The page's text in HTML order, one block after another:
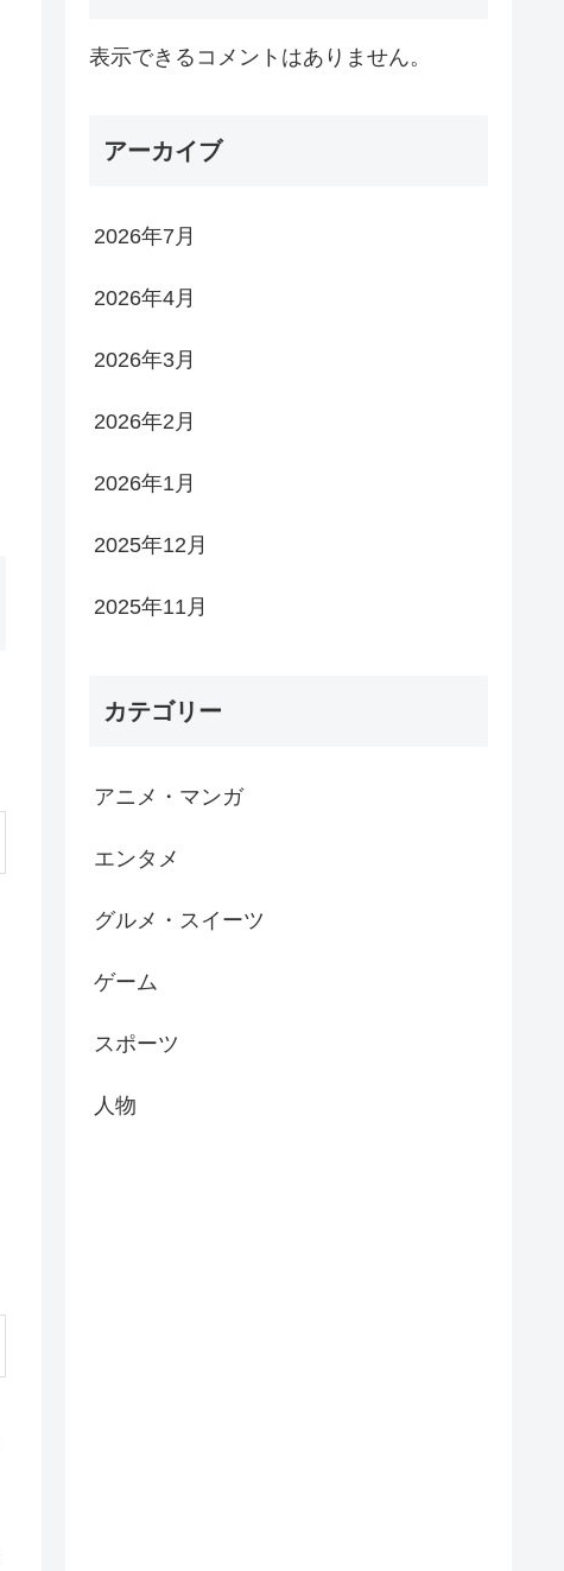
表示できるコメントはありません。
アーカイブ
2026年7月
2026年4月
2026年3月
2026年2月
2026年1月
2025年12月
2025年11月
カテゴリー
アニメ・マンガ
エンタメ
グルメ・スイーツ
ゲーム
スポーツ
人物